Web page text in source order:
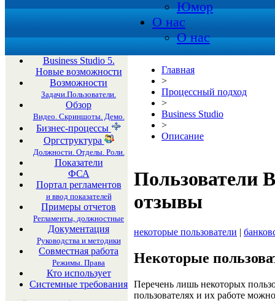
Юмор
О нас
О нас
Business Studio 5.
Новые возможности
Возможности
Задачи.Пользователи.
Обзор
Видео. Скриншоты. Демо.
Бизнес-процессы
Оргструктура
Должности. Отделы. Роли.
Показатели
ФСА
Портал регламентов
и ввод показателей
Примеры отчетов
Регламенты, должностные
Документация
Руководства и методики
Совместная работа
Режимы. Права
Кто использует
Системные требования
Главная
>
Процессный подход
>
Business Studio
>
Описание
Пользователи
отзывы
некоторые пользователи |
Некоторые
Перечень лишь некоторых
пользователях и их работе